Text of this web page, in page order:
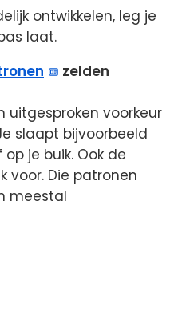
ontwikkelen, leg je
laat.
zelden
uitgesproken voorkeur
slaapt bijvoorbeeld
je buik. Ook de
voor. Die patronen
meestal